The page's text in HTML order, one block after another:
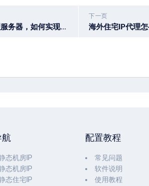
下一页
搭建住宅IP代理服务器，如何实现自定义和最大化代理效果？
态机房IP
态机房IP
态住宅IP
配置教程
常见问题
软件说明
使用教程